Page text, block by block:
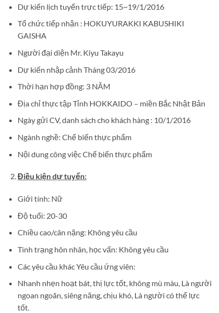
Dự kiến lịch tuyển trực tiếp: 15~19/1/2016
Tổ chức tiếp nhận : HOKUYURAKKI KABUSHIKI
GAISHA
Người đại diện Mr. Kiyu Takayu
Dự kiến nhập cảnh Tháng 03/2016
Thời hạn hợp đồng: 3 NĂM
Địa chỉ thực tập Tỉnh HOKKAIDO – miền Bắc Nhật Bản
Ngày gửi CV, danh sách cho khách hàng : 10/1/2016
Ngành nghề: Chế biến thực phẩm
Nội dung công việc Chế biến thực phẩm
Điều kiện dự tuyển:
Giới tính: Nữ
Độ tuổi: 20-30
Chiều cao/cân nặng: Không yêu cầu
Tình trạng hôn nhân, học vấn: Không yêu cầu
Các yêu cầu khác Yêu cầu ứng viên:
Nhanh nhẹn hoạt bát, thị lực tốt, không mù màu, Là người
ngoan ngoãn, siêng năng, chịu khó, Là người có thể lực
tốt.